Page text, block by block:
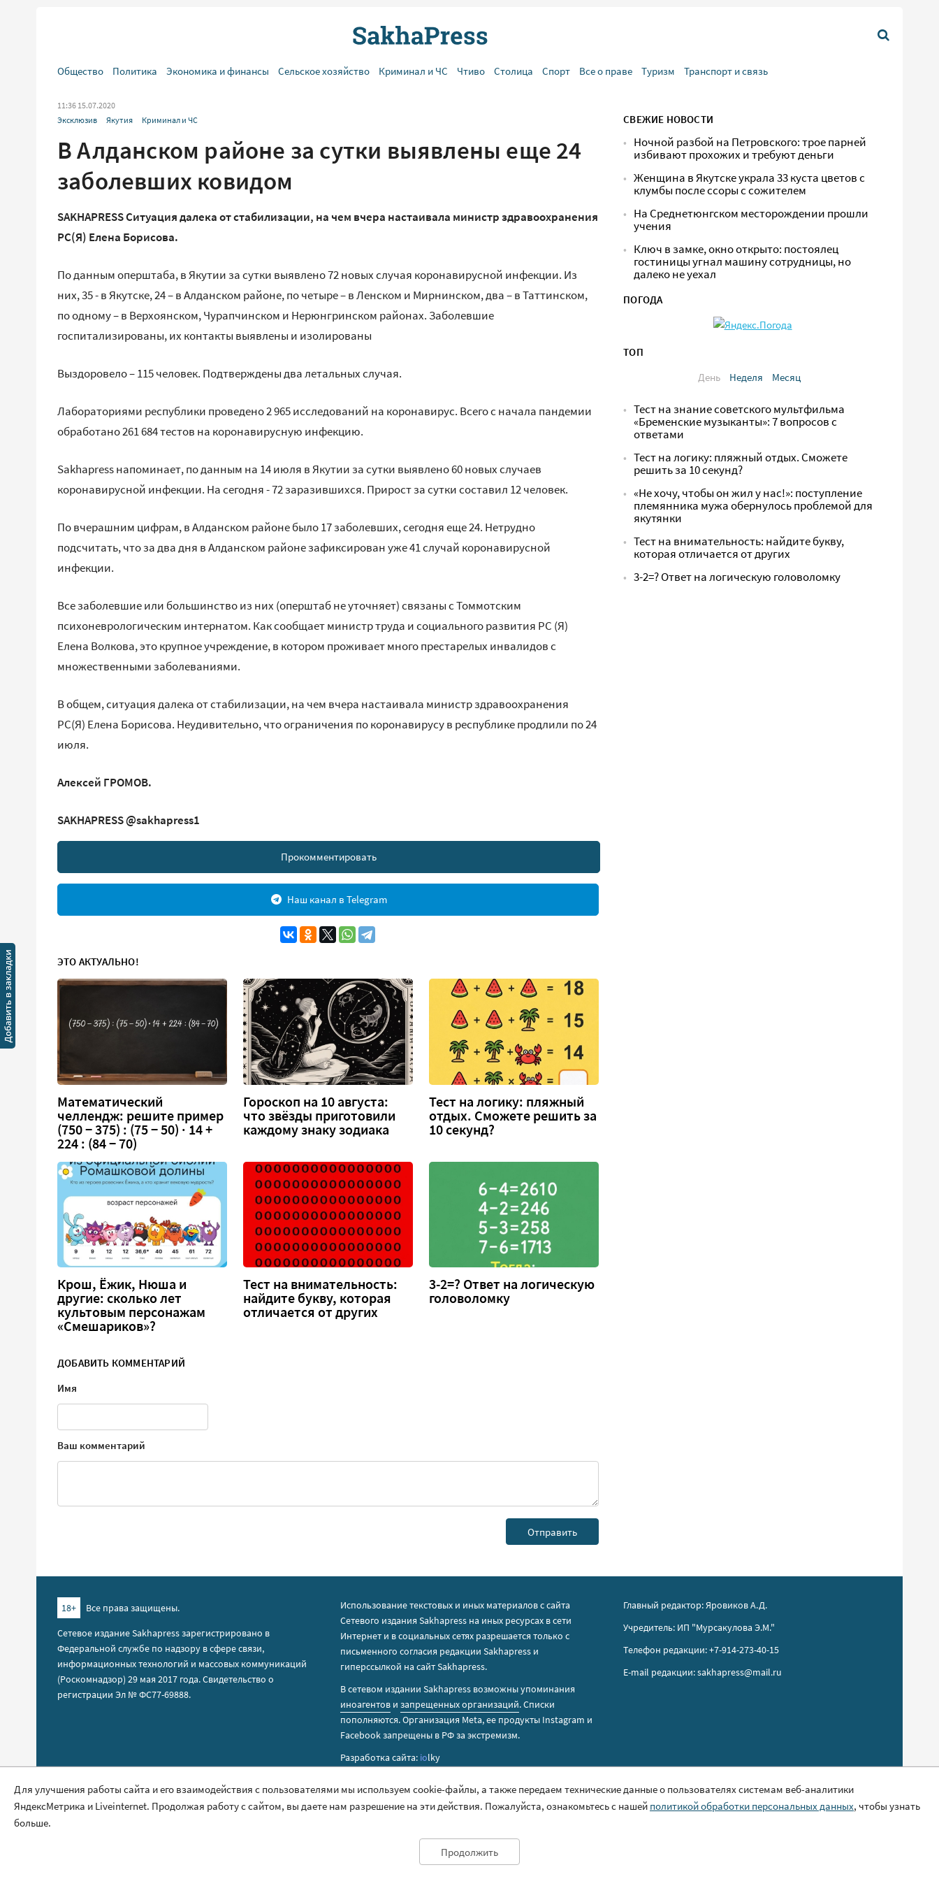
Общество Политика Экономика и финансы Сельское хозяйство Криминал и ЧС Чтиво Столица Спорт Все о праве Туризм Транспорт и связь
11:36 15.07.2020
Эксклюзив
Якутия Криминал и ЧС
В Алданском районе за сутки выявлены еще 24
заболевших ковидом
SAKHAPRESS Ситуация далека от стабилизации, на чем вчера настаивала министр здравоохранения
РС(Я) Елена Борисова.
По данным оперштаба, в Якутии за сутки выявлено 72 новых случая коронавирусной инфекции. Из
них, 35 - в Якутске, 24 – в Алданском районе, по четыре – в Ленском и Мирнинском, два – в Таттинском,
по одному – в Верхоянском, Чурапчинском и Нерюнгринском районах. Заболевшие
госпитализированы, их контакты выявлены и изолированы
Выздоровело – 115 человек. Подтверждены два летальных случая.
Лабораториями республики проведено 2 965 исследований на коронавирус. Всего с начала пандемии
обработано 261 684 тестов на коронавирусную инфекцию.
Sakhapress напоминает, по данным на 14 июля в Якутии за сутки выявлено 60 новых случаев
коронавирусной инфекции. На сегодня - 72 заразившихся. Прирост за сутки составил 12 человек.
По вчерашним цифрам, в Алданском районе было 17 заболевших, сегодня еще 24. Нетрудно
подсчитать, что за два дня в Алданском районе зафиксирован уже 41 случай коронавирусной
инфекции.
Все заболевшие или большинство из них (оперштаб не уточняет) связаны с Томмотским
психоневрологическим интернатом. Как сообщает министр труда и социального развития РС (Я)
Елена Волкова, это крупное учреждение, в котором проживает много престарелых инвалидов с
множественными заболеваниями.
В общем, ситуация далека от стабилизации, на чем вчера настаивала министр здравоохранения
РС(Я) Елена Борисова. Неудивительно, что ограничения по коронавирусу в республике продлили по 24
июля.
Алексей ГРОМОВ.
SAKHAPRESS @sakhapress1
Прокомментировать
Наш канал в Telegram
ЭТО АКТУАЛЬНО!
Математический
челлендж: решите пример
(750 − 375) : (75 − 50) · 14 +
224 : (84 − 70)
Гороскоп на 10 августа:
что звёзды приготовили
каждому знаку зодиака
Тест на логику: пляжный
отдых. Сможете решить за
10 секунд?
Крош, Ёжик, Нюша и
другие: сколько лет
культовым персонажам
«Смешариков»?
Тест на внимательность:
найдите букву, которая
отличается от других
3-2=? Ответ на логическую
головоломку
ДОБАВИТЬ КОММЕНТАРИЙ
Имя
Ваш комментарий
СВЕЖИЕ НОВОСТИ
Ночной разбой на Петровского: трое парней
избивают прохожих и требуют деньги
Женщина в Якутске украла 33 куста цветов с
клумбы после ссоры с сожителем
На Среднетюнгском месторождении прошли
учения
Ключ в замке, окно открыто: постоялец
гостиницы угнал машину сотрудницы, но
далеко не уехал
ПОГОДА
ТОП
День
Неделя Месяц
Тест на знание советского мультфильма
«Бременские музыканты»: 7 вопросов с
ответами
Тест на логику: пляжный отдых. Сможете
решить за 10 секунд?
«Не хочу, чтобы он жил у нас!»: поступление
племянника мужа обернулось проблемой для
якутянки
Тест на внимательность: найдите букву,
которая отличается от других
3-2=? Ответ на логическую головоломку
18+
Все права защищены.
Сетевое издание Sakhapress зарегистрировано в
Федеральной службе по надзору в сфере связи,
информационных технологий и массовых коммуникаций
(Роскомнадзор) 29 мая 2017 года. Свидетельство о
регистрации Эл № ФС77-69888.
Использование текстовых и иных материалов с сайта
Сетевого издания Sakhapress на иных ресурсах в сети
Интернет и в социальных сетях разрешается только с
письменного согласия редакции Sakhapress и
гиперссылкой на сайт Sakhapress.
В сетевом издании Sakhapress возможны упоминания
иноагентов изапрещенных организаций. Списки
пополняются. Организация Metа, ее продукты Instagram и
Facebook запрещены в РФ за экстремизм.
Разработка сайта: iolky
Главный редактор: Яровиков А.Д.
Учредитель: ИП "Мурсакулова Э.М."
Телефон редакции: +7-914-273-40-15
E-mail редакции: sakhapress@mail.ru
Правила сайта
Политика обработки персональных данных
Для улучшения работы сайта и его взаимодействия с пользователями мы используем cookie-файлы, а также передаем технические данные о пользователях системам веб-аналитики
ЯндексМетрика и Liveinternet. Продолжая работу с сайтом, вы даете нам разрешение на эти действия. Пожалуйста, ознакомьтесь с нашей политикой обработки персональных данных, чтобы узнать
больше.
Продолжить